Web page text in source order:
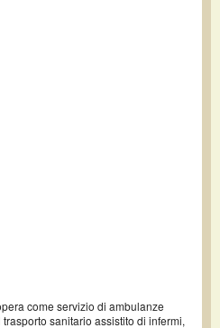
come servizio di ambulanze
sanitario assistito di infermi,